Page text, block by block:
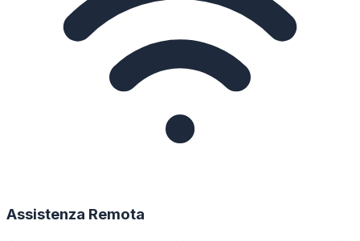
Assistenza Remota